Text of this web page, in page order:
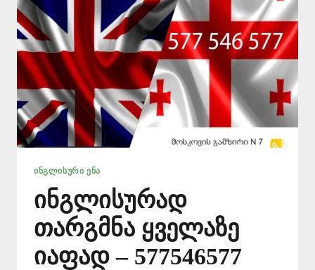
ᲘᲜᲒᲚᲘᲡᲣᲠᲘ ᲔᲜᲐ
ინგლისურად
თარგმნა ყველაზე
იაფად – 577546577